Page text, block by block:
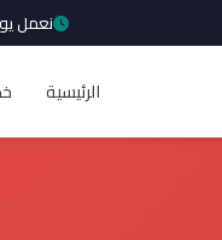
نعمل
الرئيسية